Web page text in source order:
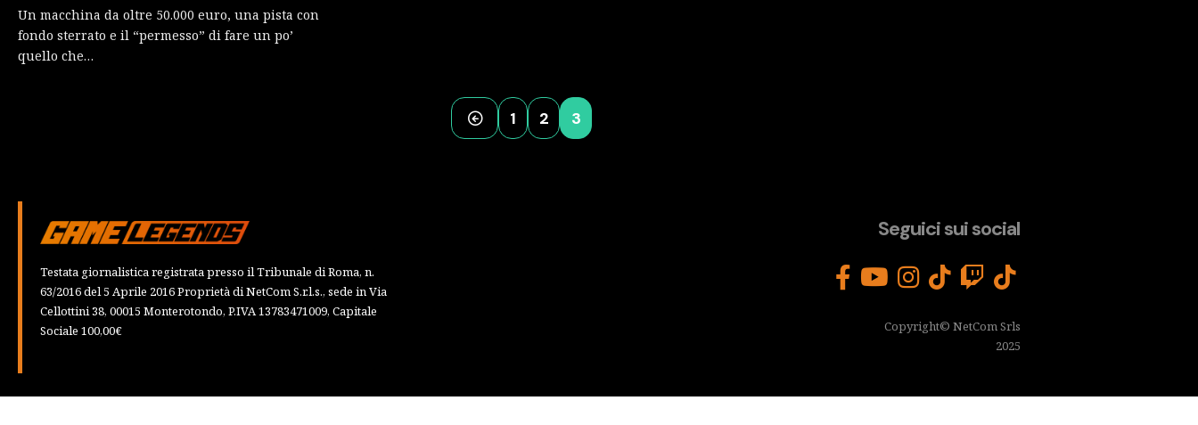
Un macchina da oltre 50.000 euro, una pista con
fondo sterrato e il “permesso” di fare un po’
quello che…
1 2 3
Testata giornalistica registrata presso il Tribunale di Roma, n.
63/2016 del 5 Aprile 2016 Proprietà di NetCom S.r.l.s., sede in Via
Cellottini 38, 00015 Monterotondo, P.IVA 13783471009, Capitale
Sociale 100,00€
Seguici sui social
Copyright© NetCom Srls
2025